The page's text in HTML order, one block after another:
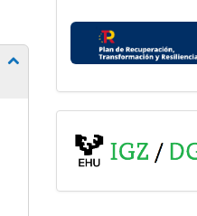
Mostrar/ocultar subpáginas